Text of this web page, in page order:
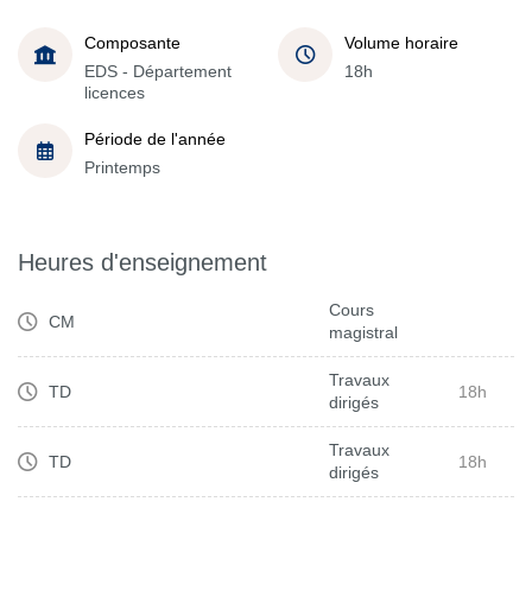
Composante
EDS - Département
licences
Volume horaire
18h
Période de l'année
Printemps
Heures d'enseignement
CM
Cours
magistral
TD
Travaux
dirigés
18h
TD
Travaux
dirigés
18h